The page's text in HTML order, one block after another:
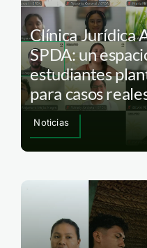
Clínica Jurídica
SPDA: un
estudiantes
para casos
Noticias